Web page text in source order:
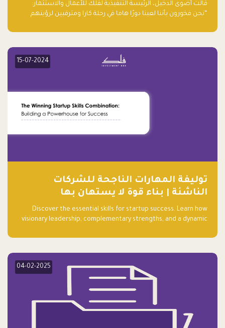
قالت أضوى الدخيل، الرئيسة التنفيذية لفلك للأعمال والاستثمار:
“نحن فخورون بأننا لعبنا دورًا هاما في رحلة كارا ومترقبين لرؤيتهم
جيدًا لكوكبنا فحسب، بل إنه جيد أيضًا للأعمال”.
15-07-2024
توليفة المهارات الناجحة للشركات
الناشئة | بناء قوة لا يستهان بها
Discover the essential skills for startup success. Learn how
visionary leadership, complementary strengths, and a dynamic
elevate your startup! Follow us @FalakHub
04-02-2025